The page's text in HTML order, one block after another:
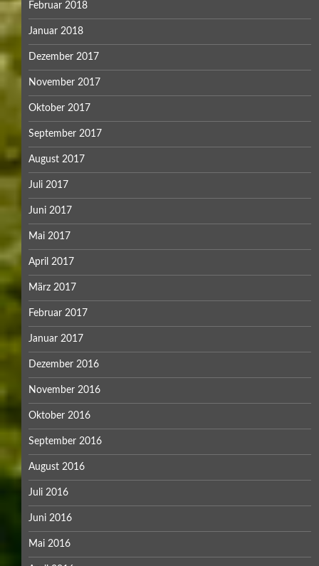
Februar 2018
Januar 2018
Dezember 2017
November 2017
Oktober 2017
September 2017
August 2017
Juli 2017
Juni 2017
Mai 2017
April 2017
März 2017
Februar 2017
Januar 2017
Dezember 2016
November 2016
Oktober 2016
September 2016
August 2016
Juli 2016
Juni 2016
Mai 2016